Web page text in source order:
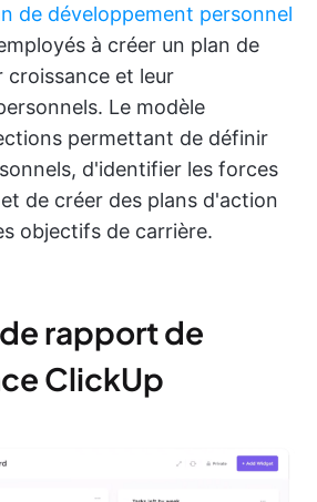
de développement personnel
à créer un plan de
croissance et leur
Le modèle
permettant de définir
d'identifier les forces
de créer des plans d'action
objectifs de carrière.
rapport de
ClickUp